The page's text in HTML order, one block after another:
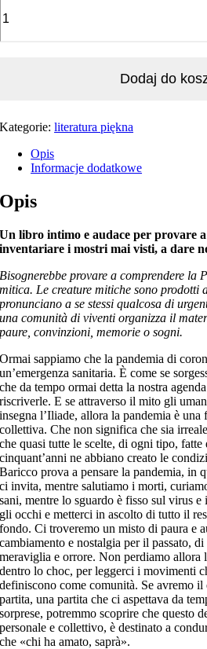
Dodaj do
Kategorie:literatura piękna
Opis
Informacje dodatkowe
Opis
Un libro intimo e audace per provare a
inventariare i mostri mai visti, a dare
Bisognerebbe provare a comprendere la
mitica. Le creature mitiche sono
pronunciano a se stessi qualcosa di
una comunità di viventi organizza il
paure, convinzioni, memorie o sogni.
Ormai sappiamo che la pandemia di
un’emergenza sanitaria. È come se
che da tempo ormai detta la nostra
riscriverle. E se attraverso il mito gli
insegna l’Iliade, allora la pandemia è
collettiva. Che non significa che sia
che quasi tutte le scelte, di ogni tipo,
cinquant’anni ne abbiano creato le
Baricco prova a pensare la pandemia, in
ci invita, mentre salutiamo i morti,
sani, mentre lo sguardo è fisso sul virus
gli occhi e metterci in ascolto di tutto il
fondo. Ci troveremo un misto di paura e
cambiamento e nostalgia per il passato,
meraviglia e orrore. Non perdiamo allora
dentro lo choc, per leggerci i movimenti
definiscono come comunità. Se avremo
partita, una partita che ci aspettava da
sorprese, potremmo scoprire che questo
personale e collettivo, è destinato a
che «chi ha amato, saprà».